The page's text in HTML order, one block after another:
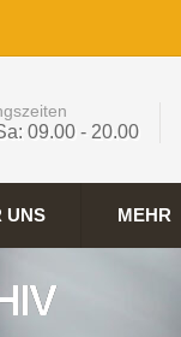
09.00 - 20.00
UNS MEHR